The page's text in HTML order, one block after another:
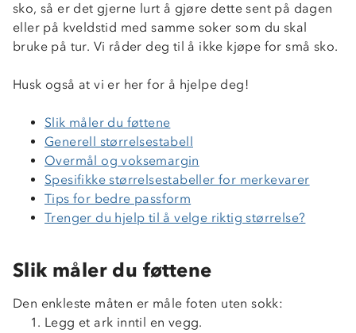
sko, så er det gjerne lurt å gjøre dette sent på dagen
eller på kveldstid med samme soker som du skal
bruke på tur. Vi råder deg til å ikke kjøpe for små sko.
Husk også at vi er her for å hjelpe deg!
Slik måler du føttene
Generell størrelsestabell
Overmål og voksemargin
Spesifikke størrelsestabeller for merkevarer
Tips for bedre passform
Trenger du hjelp til å velge riktig størrelse?
Slik måler du føttene
Den enkleste måten er måle foten uten sokk:
Legg et ark inntil en vegg.